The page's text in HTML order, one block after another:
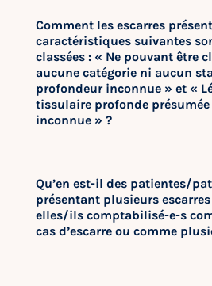
Comment les escarres
caractéristiques suivantes
classées : « Ne pouvant être
aucune catégorie ni aucun
profondeur inconnue » et «
tissulaire profonde
inconnue » ?
Qu’en est-il des patientes/
présentant plusieurs
elles/ils comptabilisé-e-s
cas d’escarre ou comme